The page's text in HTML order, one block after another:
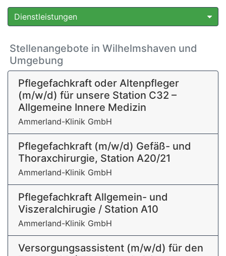
Dienstleistungen
Stellenangebote in Wilhelmshaven und
Umgebung
Pflegefachkraft oder Altenpfleger
(m/w/d) für unsere Station C32 –
Allgemeine Innere Medizin
Ammerland-Klinik GmbH
Pflegefachkraft (m/w/d) Gefäß- und
Thoraxchirurgie, Station A20/21
Ammerland-Klinik GmbH
Pflegefachkraft Allgemein- und
Viszeralchirugie / Station A10
Ammerland-Klinik GmbH
Versorgungsassistent (m/w/d) für den